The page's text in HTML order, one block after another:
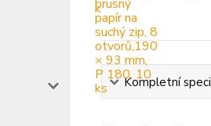
Kompletní